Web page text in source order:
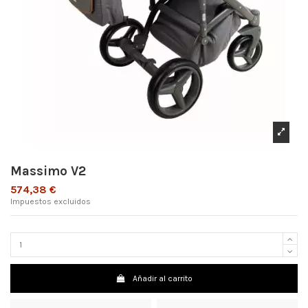
Massimo V2
574,38 €
Impuestos excluidos
Añadir al carrito